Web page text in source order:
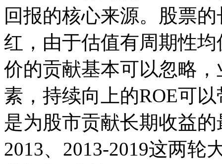
回报的核心来源。股票
红，由于估值有周期性
价的贡献基本可以忽略
素，持续向上的ROE可
是为股市贡献长期收益
2013、2013-2019这两轮